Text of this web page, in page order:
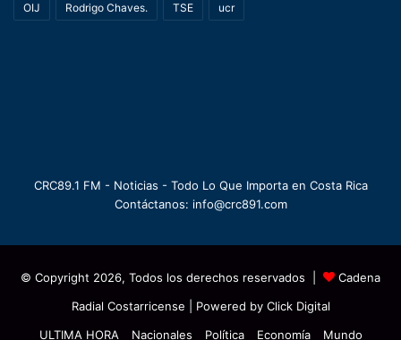
OIJ Rodrigo Chaves. TSE ucr
CRC89.1 FM - Noticias - Todo Lo Que Importa en Costa Rica
Contáctanos: info@crc891.com
© Copyright 2026, Todos los derechos reservados |
Cadena
Radial Costarricense | Powered by Click Digital
ULTIMA HORA
Nacionales Política Economía Mundo